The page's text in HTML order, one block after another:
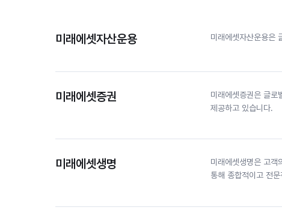
미래에셋자산운용 미래에셋자산운용은
미래에셋증권
미래에셋증권은 글
제공하고 있습니다.
미래에셋생명
미래에셋생명은 고
통해 종합적이고 전